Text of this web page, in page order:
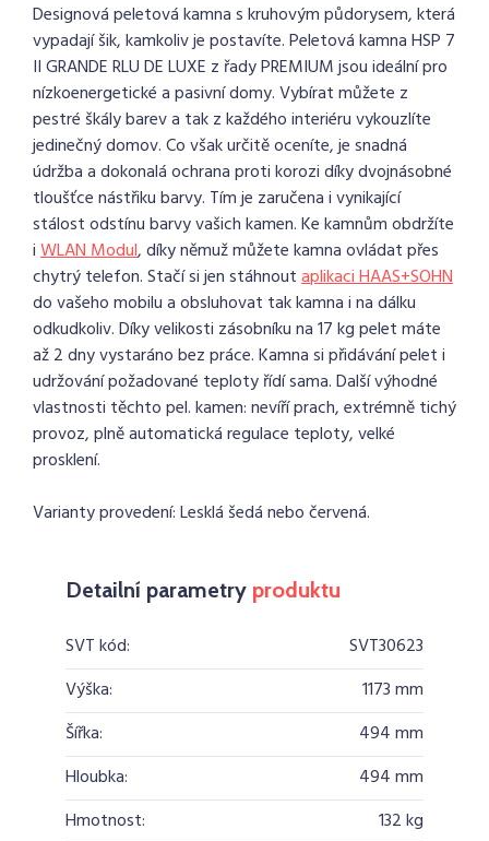
Designová peletová kamna s kruhovým půdorysem, která
vypadají šik, kamkoliv je postavíte. Peletová kamna HSP 7
II GRANDE RLU DE LUXE z řady PREMIUM jsou ideální pro
nízkoenergetické a pasivní domy. Vybírat můžete z
pestré škály barev a tak z každého interiéru vykouzlíte
jedinečný domov. Co však určitě oceníte, je snadná
údržba a dokonalá ochrana proti korozi díky dvojnásobné
tloušťce nástřiku barvy. Tím je zaručena i vynikající
stálost odstínu barvy vašich kamen. Ke kamnům obdržíte
iWLAN Modul, díky němuž můžete kamna ovládat přes
chytrý telefon. Stačí si jen stáhnoutaplikaci HAAS+SOHN
do vašeho mobilu a obsluhovat tak kamna i na dálku
odkudkoliv. Díky velikosti zásobníku na 17 kg pelet máte
až 2 dny vystaráno bez práce. Kamna si přidávání pelet i
udržování požadované teploty řídí sama. Další výhodné
vlastnosti těchto pel. kamen: nevíří prach, extrémně tichý
provoz, plně automatická regulace teploty, velké
prosklení.
Varianty provedení: Lesklá šedá nebo červená.
Detailní parametry produktu
SVT kód:
SVT30623
Výška:
1173 mm
Šířka:
494 mm
Hloubka:
494 mm
Hmotnost:
132 kg